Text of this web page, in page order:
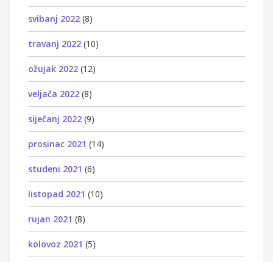
svibanj 2022 (8)
travanj 2022 (10)
ožujak 2022 (12)
veljača 2022 (8)
siječanj 2022 (9)
prosinac 2021 (14)
studeni 2021 (6)
listopad 2021 (10)
rujan 2021 (8)
kolovoz 2021 (5)